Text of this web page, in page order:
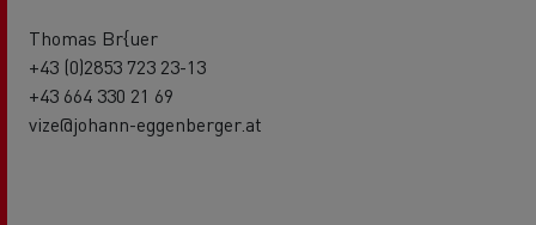
Thomas Br{uer
+43 (0)2853 723 23-13
+43 664 330 21 69
vize@johann-eggenberger.at